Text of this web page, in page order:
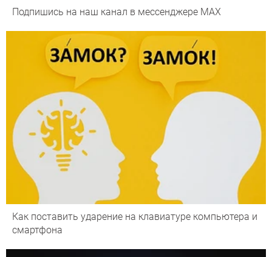
Подпишись на наш канал в мессенджере МАХ
Как поставить ударение на клавиатуре компьютера и
смартфона